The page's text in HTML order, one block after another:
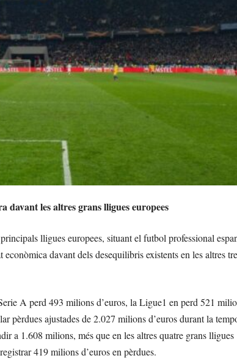
les altres grans lligues europees
lligues europees, situant el futbol professional
davant dels desequilibris existents en les altres
A perd 493 milions d’euros, la Ligue1 en perd 521
pèrdues ajustades de 2.027 milions d’euros durant la
a 1.608 milions, més que en les altres quatre grans lligues
419 milions d’euros en pèrdues.